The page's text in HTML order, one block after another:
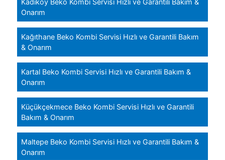
Onarım
Kağıthane Beko Kombi Servisi Hızlı ve Garantili Bakım
& Onarım
Kartal Beko Kombi Servisi Hızlı ve Garantili Bakım &
Onarım
Küçükçekmece Beko Kombi Servisi Hızlı ve Garantili
Bakım & Onarım
Maltepe Beko Kombi Servisi Hızlı ve Garantili Bakım &
Onarım